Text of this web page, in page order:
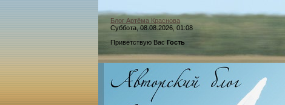
Блог Артёма Краснова
Суббота, 08.08.2026, 01:08
Приветствую Вас Гость